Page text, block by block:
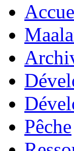
Pêche